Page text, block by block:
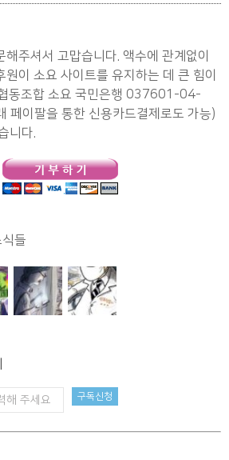
주셔서 고맙습니다. 액수에 관계없이
원이 소요 사이트를 유지하는 데 큰 힘이
동조합 소요 국민은행 037601-04-
페이팔을 통한 신용카드결제로도 가능)
니다.
들